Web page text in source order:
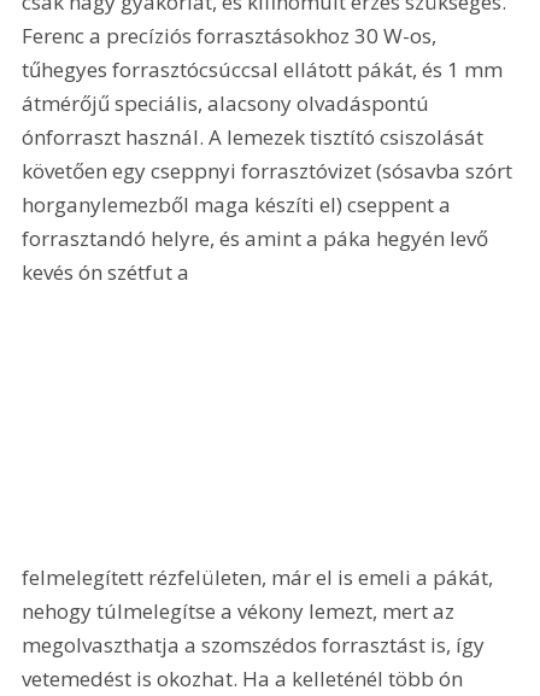
Ferenc a precíziós forrasztásokhoz 30 W-os,
tűhegyes forrasztócsúccsal ellátott pákát, és 1 mm
átmérőjű speciális, alacsony olvadáspontú
ónforraszt használ. A lemezek tisztító csiszolását
követően egy cseppnyi forrasztóvizet (sósavba szórt
horganylemezből maga készíti el) cseppent a
forrasztandó helyre, és amint a páka hegyén levő
kevés ón szétfut a
felmelegített rézfelületen, már el is emeli a pákát,
nehogy túlmelegítse a vékony lemezt, mert az
megolvaszthatja a szomszédos forrasztást is, így
vetemedést is okozhat. Ha a kelleténél több ón